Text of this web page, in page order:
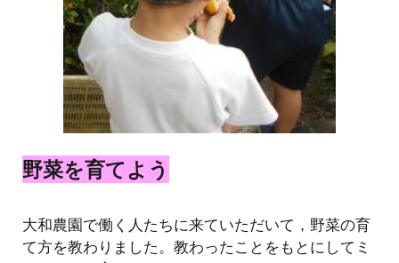
野菜を育てよう
大和農園で働く人たちに来ていただいて，野菜の育
て方を教わりました。教わったことをもとにしてミ